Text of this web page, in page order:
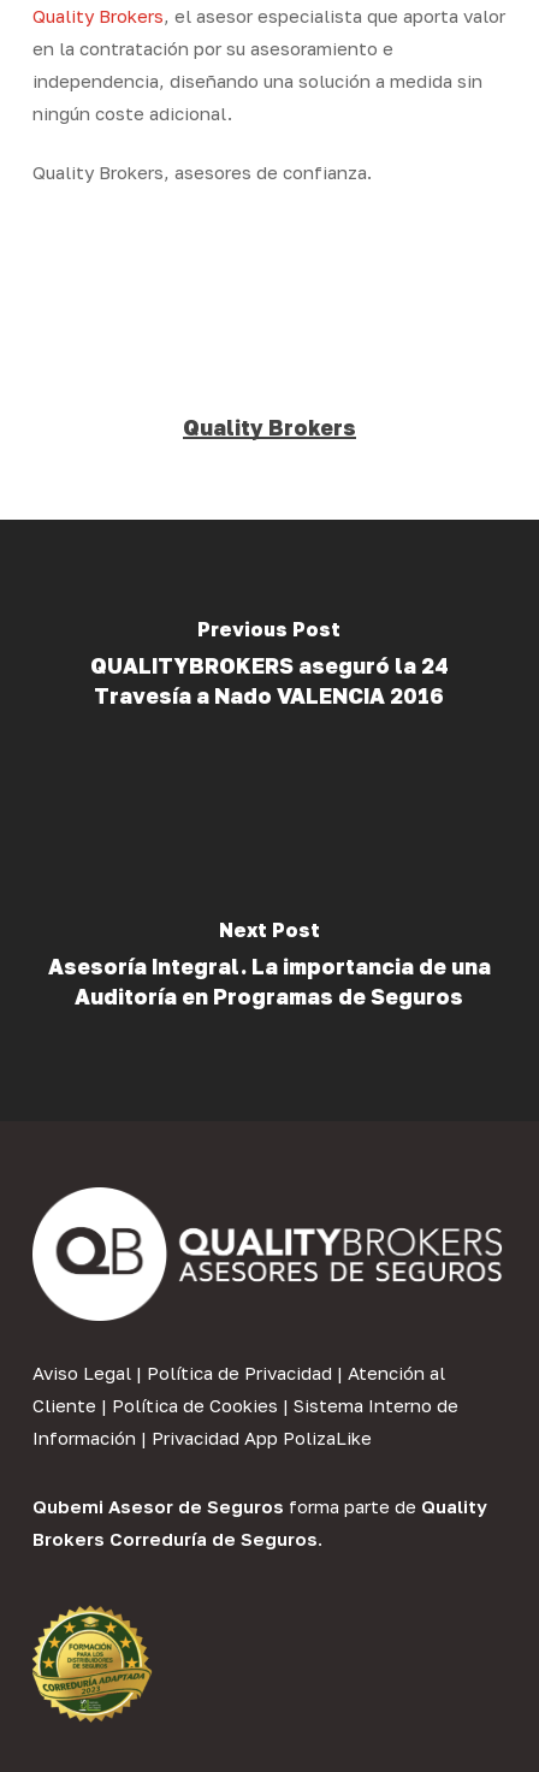
Quality Brokers , el asesor especialista que aporta valor
en la contratación por su asesoramiento e
independencia, diseñando una solución a medida sin
ningún coste adicional.
Quality Brokers, asesores de confianza.
Quality Brokers
Previous Post
QUALITYBROKERS aseguró la 24
Travesía a Nado VALENCIA 2016
Next Post
Asesoría Integral. La importancia de una
Auditoría en Programas de Seguros
Aviso Legal| Política de Privacidad | Atención al
Cliente | Política de Cookies | Sistema Interno de
Información | Privacidad App PolizaLike
Qubemi Asesor de Seguros forma parte de Quality
Brokers Correduría de Seguros.